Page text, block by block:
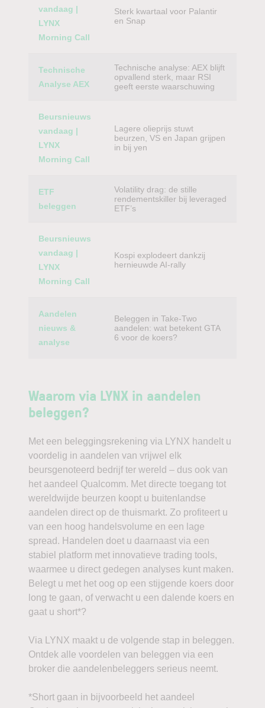
vandaag |
LYNX
Morning Call
Sterk kwartaal voor Palantir
en Snap
Technische
Analyse AEX
Technische analyse: AEX blijft
opvallend sterk, maar RSI
geeft eerste waarschuwing
Beursnieuws
vandaag |
LYNX
Morning Call
Lagere olieprijs stuwt
beurzen, VS en Japan grijpen
in bij yen
ETF
beleggen
Volatility drag: de stille
rendementskiller bij leveraged
ETF’s
Beursnieuws
vandaag |
LYNX
Morning Call
Kospi explodeert dankzij
hernieuwde AI-rally
Aandelen
nieuws &
analyse
Beleggen in Take-Two
aandelen: wat betekent GTA
6 voor de koers?
Waarom via LYNX in aandelen
beleggen?
Met een beleggingsrekening via LYNX handelt u
voordelig in aandelen van vrijwel elk
beursgenoteerd bedrijf ter wereld – dus ook van
het aandeel Qualcomm. Met directe toegang tot
wereldwijde beurzen koopt u buitenlandse
aandelen direct op de thuismarkt. Zo profiteert u
van een hoog handelsvolume en een lage
spread. Handelen doet u daarnaast via een
stabiel platform met innovatieve trading tools,
waarmee u direct gedegen analyses kunt maken.
Belegt u met het oog op een stijgende koers door
long te gaan, of verwacht u een dalende koers en
gaat u short*?
Via LYNX maakt u de volgende stap in beleggen.
Ontdek alle voordelen van beleggen via een
broker die aandelenbeleggers serieus neemt.
*Short gaan in bijvoorbeeld het aandeel